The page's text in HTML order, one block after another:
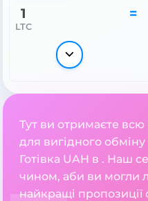
1
LTC
=
Тут ви отримаєте
для вигідного
Готівка UAH в . Наш
чином, аби ви могли
найкращі пропозиції